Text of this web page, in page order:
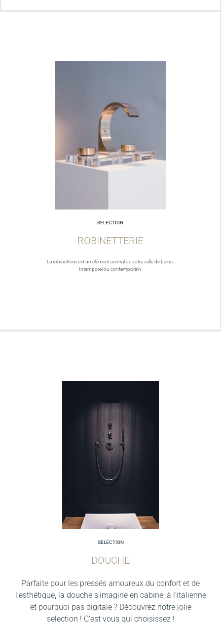
SELECTION
ROBINETTERIE
La robinetterie est un élément central de votre salle de bains.
Intemporel ou contemporain
SELECTION
DOUCHE
Parfaite pour les pressés amoureux du confort et de
l’esthétique, la douche s’imagine en cabine, à l’italienne
et pourquoi pas digitale ? Découvrez notre jolie
selection ! C’est vous qui choisissez !